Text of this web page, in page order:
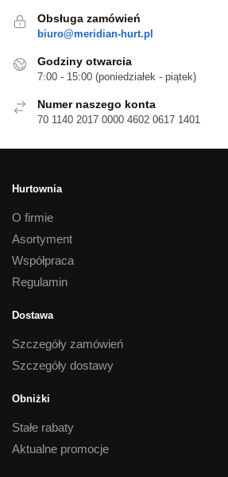
Obsługa zamówień
biuro@meridian-hurt.pl
Godziny otwarcia
7:00 - 15:00 (poniedziałek - piątek)
Numer naszego konta
70 1140 2017 0000 4602 0617 1401
Hurtownia
O firmie
Asortyment
Współpraca
Regulamin
Dostawa
Szczegóły zamówień
Szczegóły dostawy
Obniżki
Stałe rabaty
Aktualne promocje